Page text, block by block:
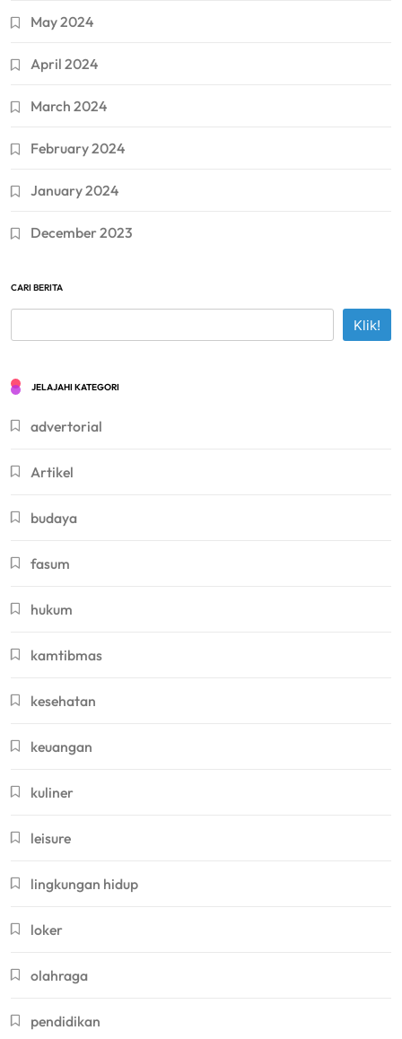
May 2024
April 2024
March 2024
February 2024
January 2024
December 2023
CARI BERITA
Klik!
JELAJAHI KATEGORI
advertorial
Artikel
budaya
fasum
hukum
kamtibmas
kesehatan
keuangan
kuliner
leisure
lingkungan hidup
loker
olahraga
pendidikan